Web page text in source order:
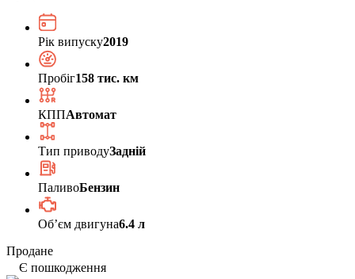
Рік випуску2019
Пробіг158 тис. км
КППАвтомат
Тип приводуЗадній
ПаливоБензин
Обʼєм двигуна6.4 л
Продане
Є пошкодження